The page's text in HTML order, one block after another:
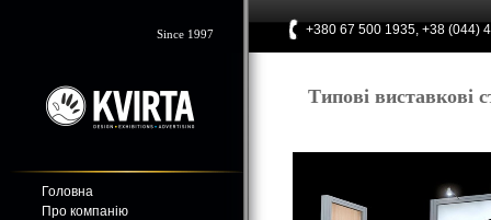
Since 1997 +380 67 500 1935, +38 (044)
Головна
Про компанію
Типові виставкові